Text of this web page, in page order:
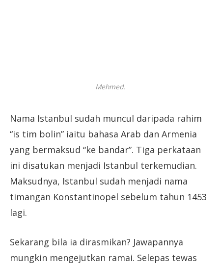
Mehmed.
Nama Istanbul sudah muncul daripada rahim
“is tim bolin” iaitu bahasa Arab dan Armenia
yang bermaksud “ke bandar”. Tiga perkataan
ini disatukan menjadi Istanbul terkemudian.
Maksudnya, Istanbul sudah menjadi nama
timangan Konstantinopel sebelum tahun 1453
lagi.
Sekarang bila ia dirasmikan? Jawapannya
mungkin mengejutkan ramai. Selepas tewas